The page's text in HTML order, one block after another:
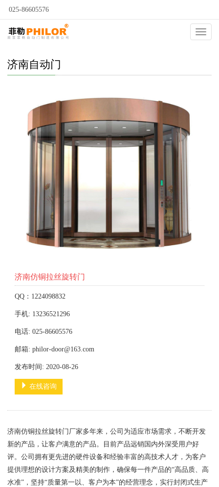
025-86605576
自动门
济南自动门
济南仿铜拉丝旋转门
QQ：1224098832
手机: 13236521296
电话: 025-86605576
邮箱: philor-door@163.com
发布时间: 2020-08-26
在线咨询
济南仿铜拉丝旋转门厂家多年来，公司为适应市场需求，不断开发
新的产品，让客户满意的产品。目前产品远销国内外深受用户好
评。公司拥有更先进的硬件设备和经验丰富的高技术人才，为客户
提供理想的设计方案及精美的制作，确保每一件产品的“高品质、高
水准”，坚持“质量第一以、客户为本”的经营理念，实行封闭式生产